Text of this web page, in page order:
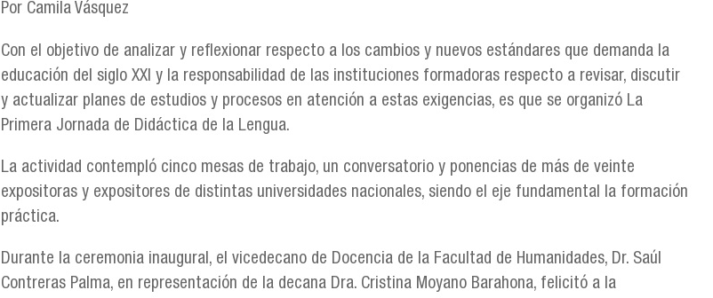
Por Camila Vásquez
Con el objetivo de analizar y reflexionar respecto a los cambios y nuevos estándares que demanda la
educación del siglo XXI y la responsabilidad de las instituciones formadoras respecto a revisar, discutir
y actualizar planes de estudios y procesos en atención a estas exigencias, es que se organizó La
Primera Jornada de Didáctica de la Lengua.
La actividad contempló cinco mesas de trabajo, un conversatorio y ponencias de más de veinte
expositoras y expositores de distintas universidades nacionales, siendo el eje fundamental la formación
práctica.
Durante la ceremonia inaugural, el vicedecano de Docencia de la Facultad de Humanidades, Dr. Saúl
Contreras Palma, en representación de la decana Dra. Cristina Moyano Barahona, felicitó a la